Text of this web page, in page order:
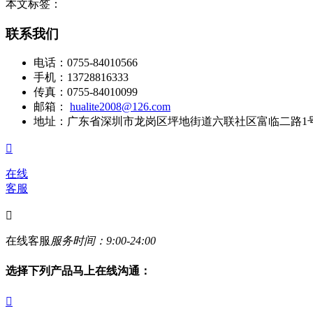
本文标签：
联系我们
电话： 0755-84010566
手机： 13728816333
传真： 0755-84010099
邮箱：
hualite2008@126.com
地址： 广东省深圳市龙岗区坪地街道六联社区富临二路1

在线
客服

在线客服 服务时间：9:00-24:00
选择下列产品马上在线沟通：
